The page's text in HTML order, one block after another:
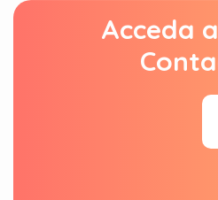
Acceda